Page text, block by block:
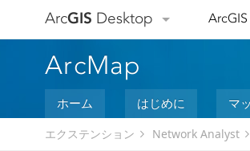
ArcGIS Desktop ArcGIS
ArcMap
ホーム はじめに マ
エクステンション Network Analyst